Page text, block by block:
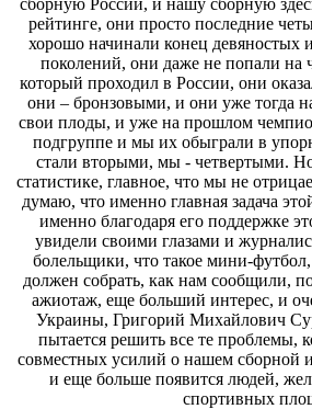
рейтинге, они просто последние
хорошо начинали конец девяностых
поколений, они даже не попали
который проходил в России, они
они – бронзовыми, и они уже тогда
свои плоды, и уже на прошлом
подгруппе и мы их обыграли в
стали вторыми, мы - четвертыми.
статистике, главное, что мы не
думаю, что именно главная задача
именно благодаря его поддержке
увидели своими глазами и
болельщики, что такое мини-
должен собрать, как нам сообщили,
ажиотаж, еще больший интерес, и
Украины, Григорий Михайлович
пытается решить все те проблемы,
совместных усилий о нашем сборной
и еще больше появится людей,
спортивных